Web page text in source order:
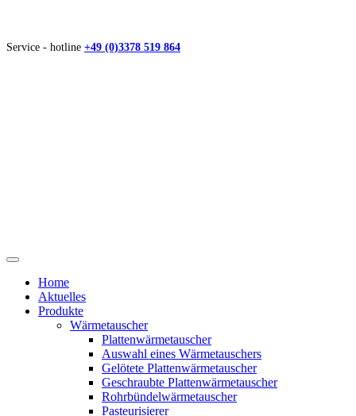
Service - hotline +49 (0)3378 519 864
Home
Aktuelles
Produkte
Wärmetauscher
Plattenwärmetauscher
Auswahl eines Wärmetauschers
Gelötete Plattenwärmetauscher
Geschraubte Plattenwärmetauscher
Rohrbündelwärmetauscher
Pasteurisierer